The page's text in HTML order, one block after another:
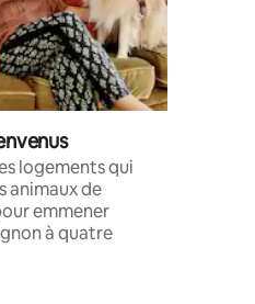
logements qui
animaux de
emmener
à quatre